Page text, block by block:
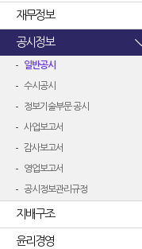
재무정보
공시정보
일반공시
수시공시
정보기술부문 공시
사업보고서
감사보고서
영업보고서
공시정보관리규정
지배구조
윤리경영